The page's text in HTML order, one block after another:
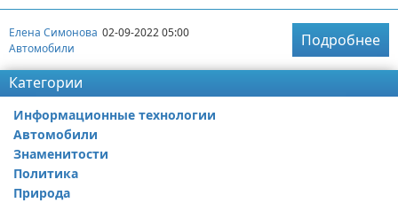
Елена Симонова 02-09-2022 05:00
Автомобили
Подробнее
Категории
Информационные технологии
Автомобили
Знаменитости
Политика
Природа